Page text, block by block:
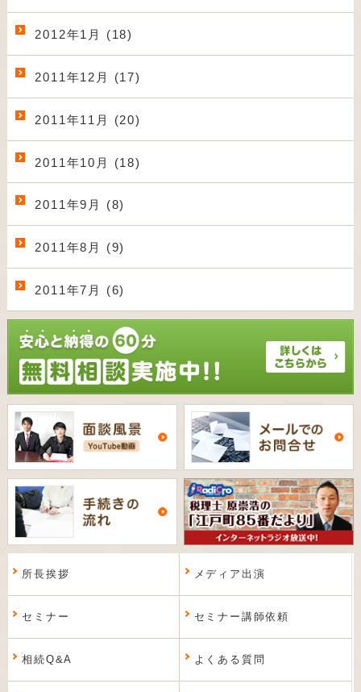
2012年1月 (18)
2011年12月 (17)
2011年11月 (20)
2011年10月 (18)
2011年9月 (8)
2011年8月 (9)
2011年7月 (6)
所長挨拶 メディア出演
セミナー セミナー講師依頼
相続Q&A よくある質問